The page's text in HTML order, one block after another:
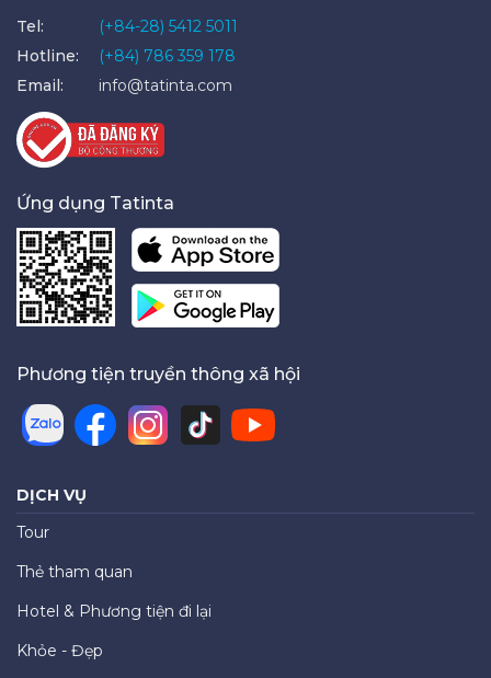
Tel:
(+84-28) 5412 5011
Hotline:
(+84) 786 359 178
Email:
info@tatinta.com
Ứng dụng Tatinta
Phương tiện truyền thông xã hội
DỊCH VỤ
Tour
Thẻ tham quan
Hotel & Phương tiện đi lại
Khỏe - Đẹp